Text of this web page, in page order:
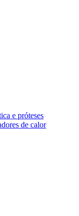
e próteses
de calor